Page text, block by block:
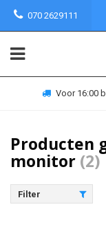
070 2629111
Voor 16:00
Producten
monitor (2)
Filter